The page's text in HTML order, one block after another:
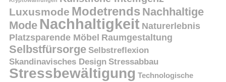
Luxusmode Modetrends Nachhaltige
Mode Nachhaltigkeit Naturerlebnis
Platzsparende Möbel Raumgestaltung
Selbstfürsorge Selbstreflexion
Skandinavisches Design Stressabbau
Stressbewältigung Technologische